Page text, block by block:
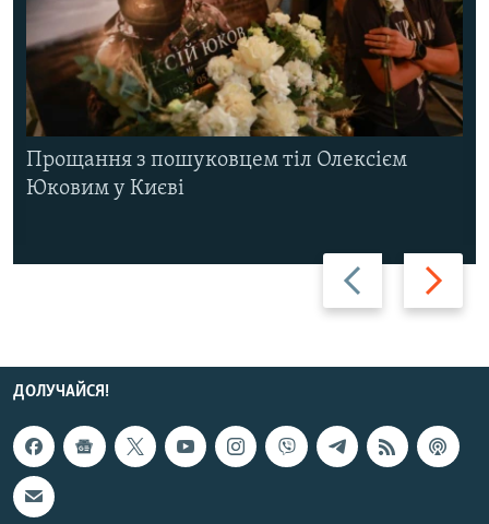
Назад Вперед
Прощання з пошуковцем тіл Олексієм
Юковим у Києві
ДОЛУЧАЙСЯ!